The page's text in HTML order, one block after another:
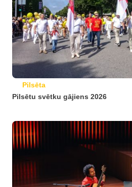
Pilsēta
Pilsētu svētku gājiens 2026